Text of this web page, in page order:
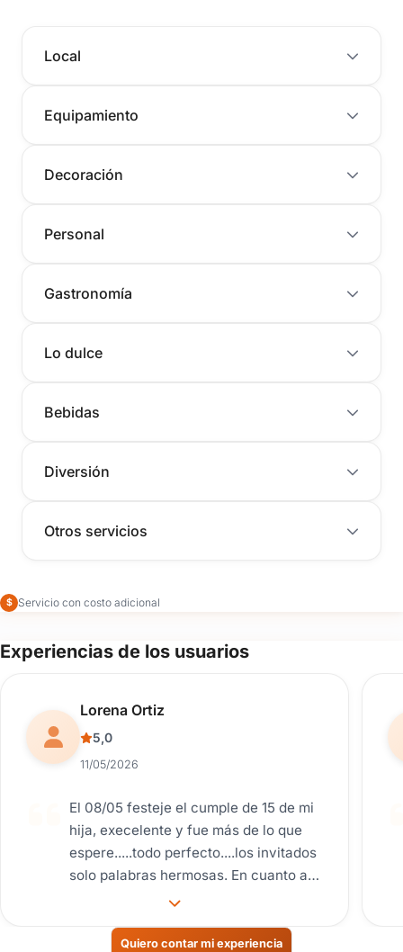
Local
Equipamiento
Decoración
Personal
Gastronomía
Lo dulce
Bebidas
Diversión
Otros servicios
$ Servicio con costo adicional
Experiencias de los usuarios
Reseña de usuario.
Lorena Ortiz
5,0
11/05/2026
El 08/05 festeje el cumple de 15 de mi
hija, execelente y fue más de lo que
espere.....todo perfecto....los invitados
solo palabras hermosas. En cuanto a
Adriana y su esposo muy amables y
fiesta en un mes, la fiesta que
Quiero contar mi experiencia